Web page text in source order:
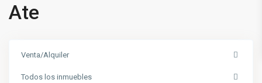
Ate
Venta/Alquiler
Todos los inmuebles